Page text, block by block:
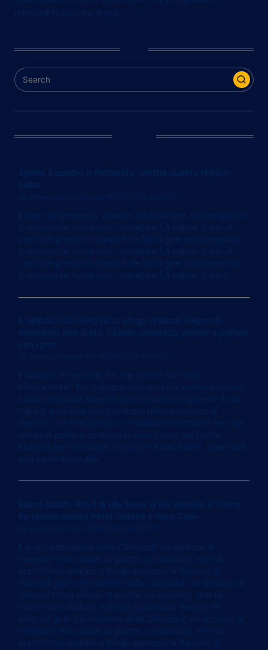
principali le bacche di goji
Cerca
Sgarbi, il quadro e l’inchiesta: «Anche questa finirà in
nulla»
on 13/05/2024 at 06:07
Il caso del presunto Valentin de Boulogne, caravaggista
francese: se fosse vero, varrebbe 5,5 milioni di euroIl
caso del presunto Valentin de Boulogne, caravaggista
francese: se fosse vero, varrebbe 5,5 milioni di euroIl
caso del presunto Valentin de Boulogne, caravaggista
francese: se fosse vero, varrebbe 5,5 milioni di euro
IL SINDACO DI GENOVA Lo sfogo di Bucci: «Gioco al
massacro, non ci sto. Chiedo chiarezza, pronto a parlare
con i pm»
Marco Imarisio on 13/05/2024 at 06:07
Il sindaco di Genova: «Le mie parole sui maiali
intercettate? Per ogni area nel porto si scatena la rissa.
I soldi del ponte Morandi per un favore a Spinelli? È una
falsità, quei soldi non c’entrano nulla»Il sindaco di
Genova: «Le mie parole sui maiali intercettate? Per ogni
area nel porto si scatena la rissa. I soldi del ponte
Morandi per un favore a Spinelli? È una falsità, quei soldi
non c’entrano nulla»
Marco Balich: «Ero il dj alle feste di De Michelis. A Torino
ho tenuto lontani Peter Gabriel e Yoko Ono»
on 13/05/2024 at 06:05
Il gran cerimoniere delle Olimpiadi: «Io sindaco di
Venezia? Non chiudo la porta». La curiosità: «Per un
matrimonio indiano a Borgo Egnazia mi diedero 18
milioni»Il gran cerimoniere delle Olimpiadi: «Io sindaco di
Venezia? Non chiudo la porta». La curiosità: «Per un
matrimonio indiano a Borgo Egnazia mi diedero 18
milioni»Il gran cerimoniere delle Olimpiadi: «Io sindaco di
Venezia? Non chiudo la porta». La curiosità: «Per un
matrimonio indiano a Borgo Egnazia mi diedero 18